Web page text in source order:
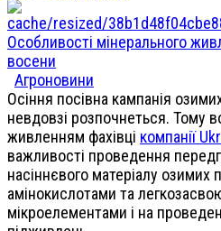
Особливості мінерального
восени
Агроновини
Осіння посівна кампанія
невдовзі розпочнеться. Тому
живленням фахівці компанії
важливості проведення
насіннєвого матеріалу
амінокислотами та
мікроелементами і на